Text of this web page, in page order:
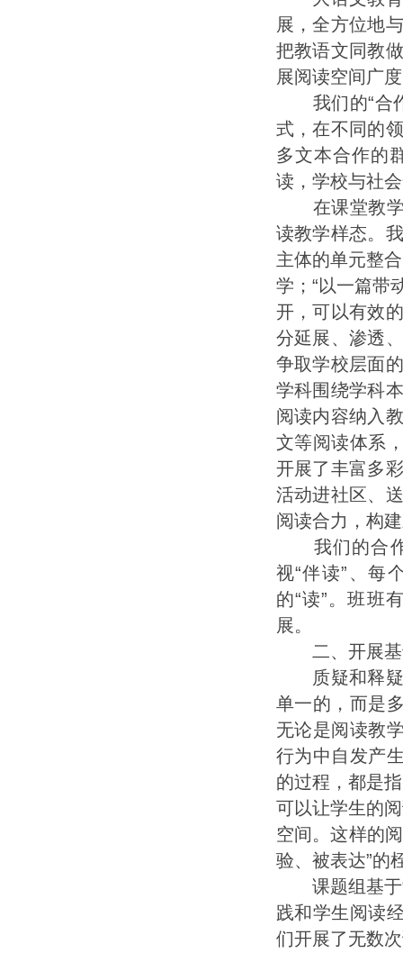
展，全方位地
把教语文同教
展阅读空间广
我们的“合作
式，在不同的
多文本合作的
读，学校与社
在课堂教学
读教学样态。
主体的单元整
学；“以一篇带
开，可以有效
分延展、渗透
争取学校层面
学科围绕学科
阅读内容纳入
文等阅读体系
开展了丰富多
活动进社区、
阅读合力，构
我们的合作
视“伴读”、每
的“读”。班班
展。
二、开展基于
质疑和释疑
单一的，而是
无论是阅读教
行为中自发产
的过程，都是
可以让学生的
空间。这样的
验、被表达”的
课题组基于“
践和学生阅读
们开展了无数